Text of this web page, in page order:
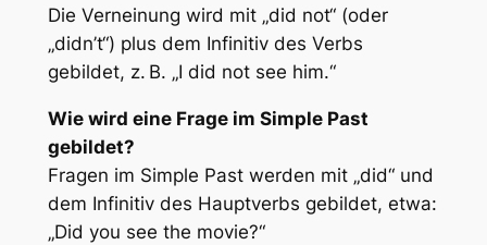
Die Verneinung wird mit „did not“ (oder
„didn’t“) plus dem Infinitiv des Verbs
gebildet, z. B. „I did not see him.“
Wie wird eine Frage im Simple Past
gebildet?
Fragen im Simple Past werden mit „did“ und
dem Infinitiv des Hauptverbs gebildet, etwa:
„Did you see the movie?“